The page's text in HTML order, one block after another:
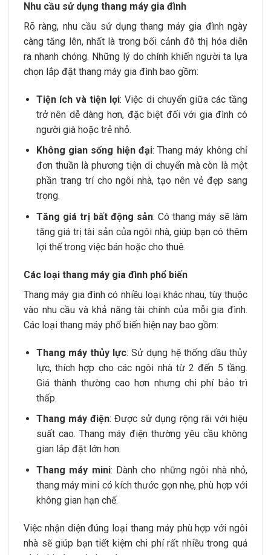
Nhu cầu sử dụng thang máy gia đình
Rõ ràng, nhu cầu sử dụng thang máy gia đình ngày
càng tăng lên, nhất là trong bối cảnh đô thị hóa diễn
ra nhanh chóng. Những lý do chính khiến người ta lựa
chọn lắp đặt thang máy gia đình bao gồm:
Tiện ích và tiện lợi: Việc di chuyển giữa các tầng
trở nên dễ dàng hơn, đặc biệt đối với gia đình có
người già hoặc trẻ nhỏ.
Không gian sống hiện đại: Thang máy không chỉ
đơn thuần là phương tiện di chuyển mà còn là một
phần trang trí cho ngôi nhà, tạo nên vẻ đẹp sang
trọng.
Tăng giá trị bất động sản: Có thang máy sẽ làm
tăng giá trị tài sản của ngôi nhà, giúp bạn có thêm
lợi thế trong việc bán hoặc cho thuê.
Các loại thang máy gia đình phổ biến
Thang máy gia đình có nhiều loại khác nhau, tùy thuộc
vào nhu cầu và khả năng tài chính của mỗi gia đình.
Các loại thang máy phổ biến hiện nay bao gồm:
Thang máy thủy lực: Sử dụng hệ thống dầu thủy
lực, thích hợp cho các ngôi nhà từ 2 đến 5 tầng.
Giá thành thường cao hơn nhưng chi phí bảo trì
thấp.
Thang máy điện: Được sử dụng rộng rãi với hiệu
suất cao. Thang máy điện thường yêu cầu không
gian lắp đặt lớn hơn.
Thang máy mini: Dành cho những ngôi nhà nhỏ,
thang máy mini có kích thước gọn nhẹ, phù hợp với
không gian hạn chế.
Việc nhận diện đúng loại thang máy phù hợp với ngôi
nhà sẽ giúp bạn tiết kiệm chi phí rất nhiều trong quá